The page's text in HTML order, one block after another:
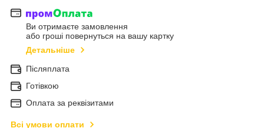
Ви отримаєте замовлення
або гроші повернуться на вашу картку
Детальніше
Післяплата
Готівкою
Оплата за реквізитами
Всі умови оплати